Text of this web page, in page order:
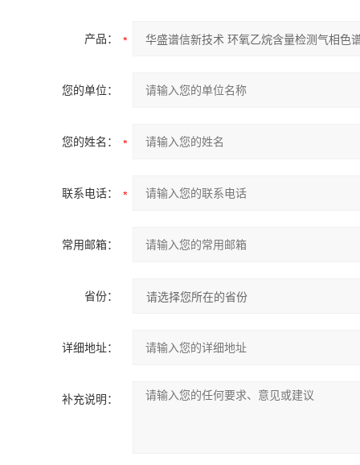
产品：
您的单位：
您的姓名：
联系电话：
常用邮箱：
省份：
详细地址：
补充说明：